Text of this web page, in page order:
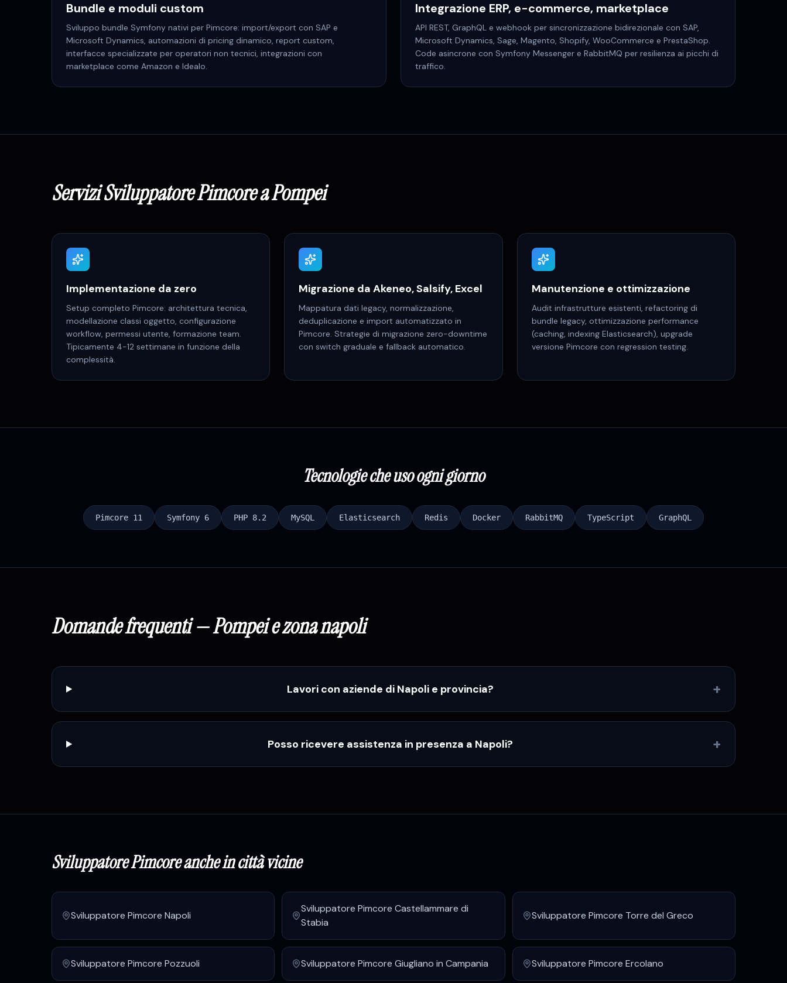
Bundle e moduli custom
Sviluppo bundle Symfony nativi per Pimcore: import/export con SAP e
Microsoft Dynamics, automazioni di pricing dinamico, report custom,
interfacce specializzate per operatori non tecnici, integrazioni con
marketplace come Amazon e Idealo.
Integrazione ERP, e-commerce, marketplace
API REST, GraphQL e webhook per sincronizzazione bidirezionale con SAP,
Microsoft Dynamics, Sage, Magento, Shopify, WooCommerce e PrestaShop.
Code asincrone con Symfony Messenger e RabbitMQ per resilienza ai picchi di
traffico.
ServiziSviluppatore PimcoreaPompei
Implementazione da zero
Setup completo Pimcore: architettura tecnica,
modellazione classi oggetto, configurazione
workflow, permessi utente, formazione team.
Tipicamente 4-12 settimane in funzione della
complessità.
Migrazione da Akeneo, Salsify, Excel
Mappatura dati legacy, normalizzazione,
deduplicazione e import automatizzato in
Pimcore. Strategie di migrazione zero-downtime
con switch graduale e fallback automatico.
Manutenzione e ottimizzazione
Audit infrastrutture esistenti, refactoring di
bundle legacy, ottimizzazione performance
(caching, indexing Elasticsearch), upgrade
versione Pimcore con regression testing.
Tecnologie che uso ogni giorno
Pimcore 11 Symfony 6 PHP 8.2 MySQL Elasticsearch Redis Docker RabbitMQ TypeScript GraphQL
Domande frequenti —Pompeie zonanapoli
Lavori con aziende di Napoli e provincia? +
Posso ricevere assistenza in presenza a Napoli? +
Sviluppatore Pimcoreanche in città vicine
Sviluppatore Pimcore Napoli
Sviluppatore Pimcore Castellammare di
Stabia
Sviluppatore Pimcore Torre del Greco
Sviluppatore Pimcore Pozzuoli Sviluppatore Pimcore Giugliano in Campania Sviluppatore Pimcore Ercolano